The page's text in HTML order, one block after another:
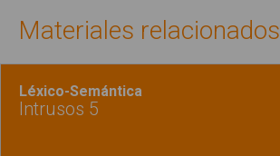
Materiales relacionados
Léxico-Semántica
Intrusos 5